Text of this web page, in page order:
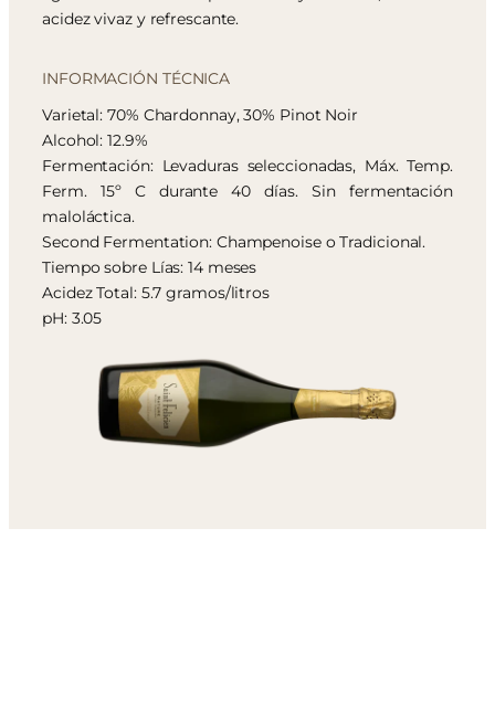
acidez vivaz y refrescante.
INFORMACIÓN TÉCNICA
Varietal: 70% Chardonnay, 30% Pinot Noir
Alcohol: 12.9%
Fermentación: Levaduras seleccionadas, Máx. Temp.
Ferm. 15º C durante 40 días. Sin fermentación
maloláctica.
Second Fermentation: Champenoise o Tradicional.
Tiempo sobre Lías: 14 meses
Acidez Total: 5.7 gramos/litros
pH: 3.05